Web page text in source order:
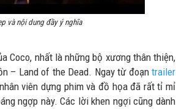
và nội dung đầy ý nghĩa
Coco, nhất là những bộ xương thân thiện,
– Land of the Dead. Ngay từ đoạntrailer
viên dựng phim và đồ họa đã rất tỉ mỉ
ngợp này. Các lời khen ngợi cũng dành